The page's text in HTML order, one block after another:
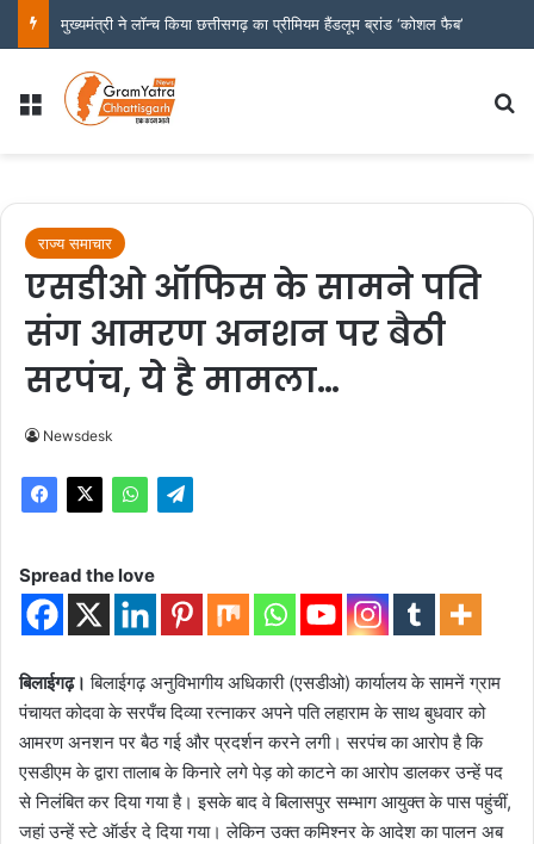
मुख्यमंत्री ने लॉन्च किया छत्तीसगढ़ का प्रीमियम हैंडलूम ब्रांड ‘कोशल फैब’
Menu
राज्य समाचार
एसडीओ ऑफिस के सामने पति
संग आमरण अनशन पर बैठी
सरपंच, ये है मामला…
Newsdesk
Spread the love
बिलाईगढ़।बिलाईगढ़ अनुविभागीय अधिकारी (एसडीओ) कार्यालय के सामनें ग्राम
पंचायत कोदवा के सरपँच दिव्या रत्नाकर अपने पति लहाराम के साथ बुधवार को
आमरण अनशन पर बैठ गई और प्रदर्शन करने लगी। सरपंच का आरोप है कि
एसडीएम के द्वारा तालाब के किनारे लगे पेड़ को काटने का आरोप डालकर उन्हें पद
से निलंबित कर दिया गया है। इसके बाद वे बिलासपुर सम्भाग आयुक्त के पास पहुंचीं,
जहां उन्हें स्टे ऑर्डर दे दिया गया। लेकिन उक्त कमिश्नर के आदेश का पालन अब